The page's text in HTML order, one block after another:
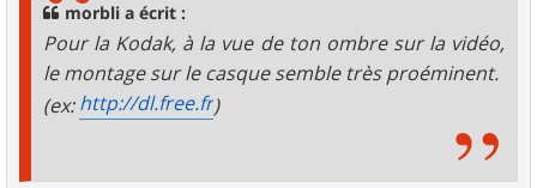
morbli a écrit :
Pour la Kodak, à la vue de ton ombre sur la vidéo,
le montage sur le casque semble très proéminent.
(ex:http://dl.free.fr)